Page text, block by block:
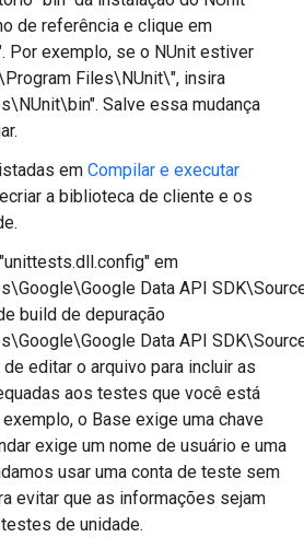
de referência e clique em
Por exemplo, se o NUnit estiver
Files\NUnit\", insira
Salve essa mudança
em Compilar e executar
a biblioteca de cliente e os
em
Data API
build de depuração
Data API
editar o arquivo para incluir as
aos testes que você está
o Base exige uma chave
exige um nome de usuário e uma
usar uma conta de teste sem
evitar que as informações sejam
de unidade.